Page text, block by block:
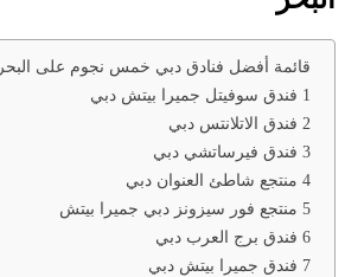
قائمة أفضل فنادق دبي خمس نجوم على البحر
1 فندق سوفيتل جميرا بيتش دبي
2 فندق الاتلانتس دبي
3 فندق فيرساتشي دبي
4 منتجع شاطئ العنوان دبي
5 منتجع فور سيزونز دبي جميرا بيتش
6 فندق برج العرب دبي
7 فندق جميرا بيتش دبي